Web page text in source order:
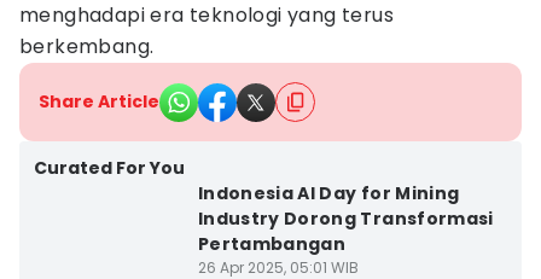
menghadapi era teknologi yang terus
berkembang.
Share Article
Curated For You
Indonesia AI Day for Mining
Industry Dorong Transformasi
Pertambangan
26 Apr 2025, 05:01 WIB